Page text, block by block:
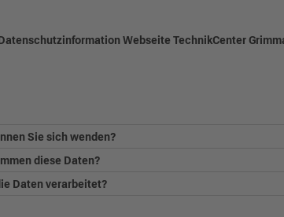
Webseite TechnikCenter
Sie sich wenden?
diese Daten?
Daten verarbeitet?